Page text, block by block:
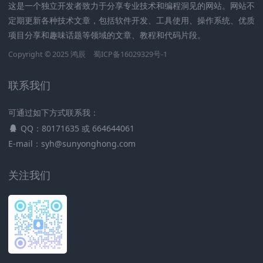
这是一个独立开发者致力于分享专业技术和编程洞见的网站。网站不
定期更新各种技术文章，包括软件开发、工具使用、操作系统、优质
项目分享和趣味话题等领域的文章、教程和代码片段。
Copyright © 2025鸿辰 蜀ICP备16029329号-1
联系我们
可通过如下方式联系我：
QQ：80171635 或 664644061
E-mail：syh@sunyonghong.com
关注我们